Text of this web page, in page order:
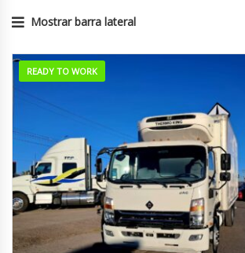
Mostrar barra lateral
READY TO WORK